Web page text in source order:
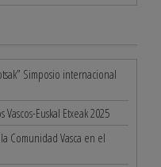
Simposio internacional
Euskal Etxeak 2025
Comunidad Vasca en el